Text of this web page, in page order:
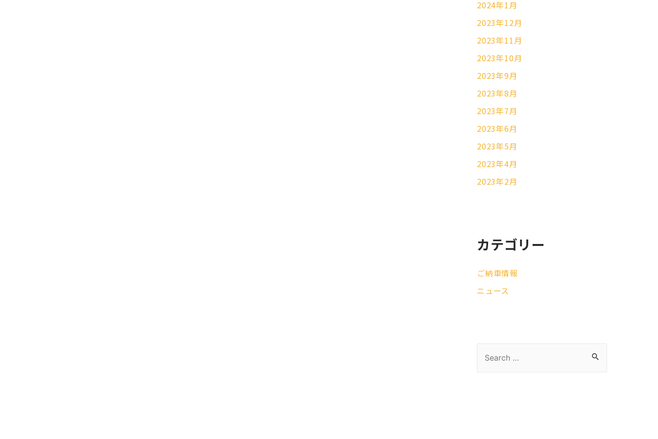
2024年1月
2023年12月
2023年11月
2023年10月
2023年9月
2023年8月
2023年7月
2023年6月
2023年5月
2023年4月
2023年2月
カテゴリー
ご納車情報
ニュース